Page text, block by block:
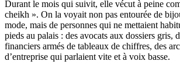
Durant le mois qui suivit, elle vécut à peine
cheikh ». On la voyait non pas entourée de
mode, mais de personnes qui ne mettaient
pieds au palais : des avocats aux dossiers gris,
financiers armés de tableaux de chiffres, des
d’entreprise qui parlaient vite et à voix basse.